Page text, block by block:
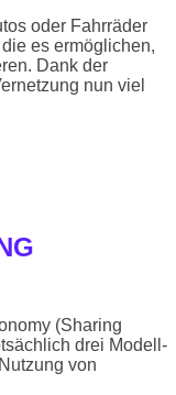
oder Fahrräder
es ermöglichen,
Dank der
nun viel
(Sharing
drei Modell-
von